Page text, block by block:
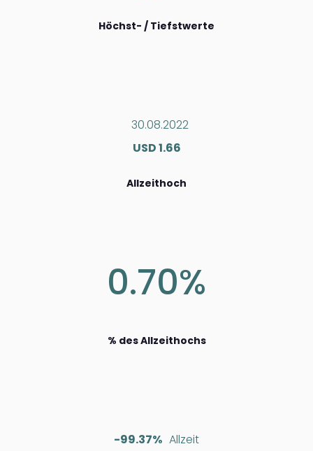
Höchst- / Tiefstwerte
30.08.2022
USD 1.66
Allzeithoch
0.70%
% des Allzeithochs
-99.37% Allzeit